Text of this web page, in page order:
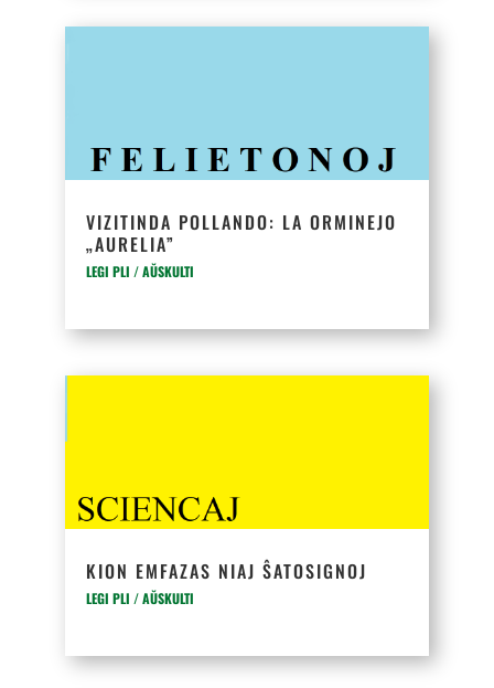
VIZITINDA POLLANDO: LA ORMINEJO
„AURELIA”
LEGI PLI / AŬSKULTI
KION EMFAZAS NIAJ ŜATOSIGNOJ
LEGI PLI / AŬSKULTI